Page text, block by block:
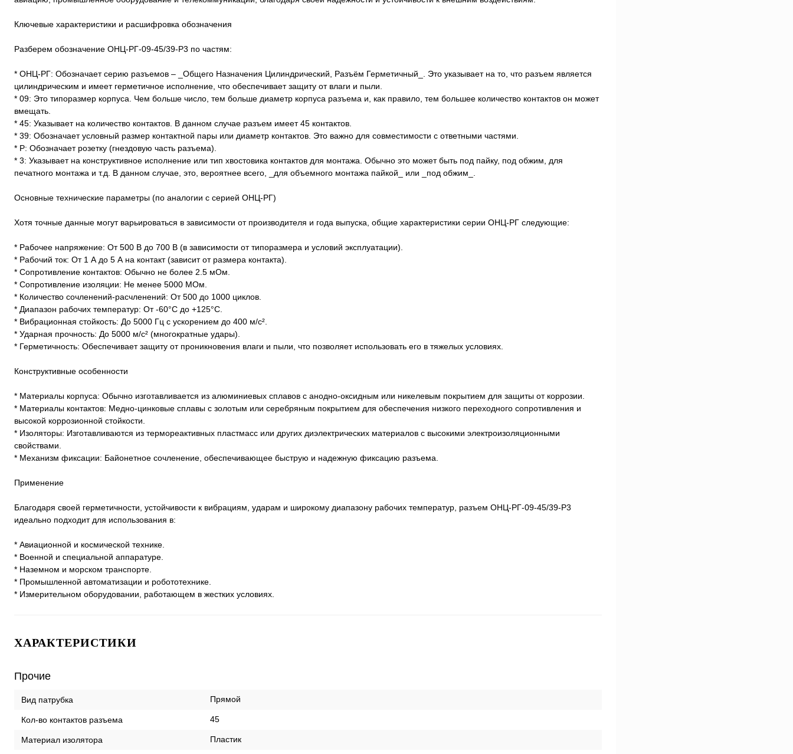
Ключевые характеристики и расшифровка обозначения
Разберем обозначение ОНЦ-РГ-09-45/39-Р3 по частям:
* ОНЦ-РГ: Обозначает серию разъемов – _Общего Назначения Цилиндрический, Разъём Герметичный_. Это указывает на то, что разъем является
цилиндрическим и имеет герметичное исполнение, что обеспечивает защиту от влаги и пыли.
* 09: Это типоразмер корпуса. Чем больше число, тем больше диаметр корпуса разъема и, как правило, тем большее количество контактов он может
вмещать.
* 45: Указывает на количество контактов. В данном случае разъем имеет 45 контактов.
* 39: Обозначает условный размер контактной пары или диаметр контактов. Это важно для совместимости с ответными частями.
* Р: Обозначает розетку (гнездовую часть разъема).
* 3: Указывает на конструктивное исполнение или тип хвостовика контактов для монтажа. Обычно это может быть под пайку, под обжим, для
печатного монтажа и т.д. В данном случае, это, вероятнее всего, _для объемного монтажа пайкой_ или _под обжим_.
Основные технические параметры (по аналогии с серией ОНЦ-РГ)
Хотя точные данные могут варьироваться в зависимости от производителя и года выпуска, общие характеристики серии ОНЦ-РГ следующие:
* Рабочее напряжение: От 500 В до 700 В (в зависимости от типоразмера и условий эксплуатации).
* Рабочий ток: От 1 А до 5 А на контакт (зависит от размера контакта).
* Сопротивление контактов: Обычно не более 2.5 мОм.
* Сопротивление изоляции: Не менее 5000 МОм.
* Количество сочленений-расчленений: От 500 до 1000 циклов.
* Диапазон рабочих температур: От -60°C до +125°C.
* Вибрационная стойкость: До 5000 Гц с ускорением до 400 м/с².
* Ударная прочность: До 5000 м/с² (многократные удары).
* Герметичность: Обеспечивает защиту от проникновения влаги и пыли, что позволяет использовать его в тяжелых условиях.
Конструктивные особенности
* Материалы корпуса: Обычно изготавливается из алюминиевых сплавов с анодно-оксидным или никелевым покрытием для защиты от коррозии.
* Материалы контактов: Медно-цинковые сплавы с золотым или серебряным покрытием для обеспечения низкого переходного сопротивления и
высокой коррозионной стойкости.
* Изоляторы: Изготавливаются из термореактивных пластмасс или других диэлектрических материалов с высокими электроизоляционными
свойствами.
* Механизм фиксации: Байонетное сочленение, обеспечивающее быструю и надежную фиксацию разъема.
Применение
Благодаря своей герметичности, устойчивости к вибрациям, ударам и широкому диапазону рабочих температур, разъем ОНЦ-РГ-09-45/39-Р3
идеально подходит для использования в:
* Авиационной и космической технике.
* Военной и специальной аппаратуре.
* Наземном и морском транспорте.
* Промышленной автоматизации и робототехнике.
* Измерительном оборудовании, работающем в жестких условиях.
ХАРАКТЕРИСТИКИ
Прочие
Вид патрубка Прямой
Кол-во контактов разъема 45
Материал изолятора Пластик